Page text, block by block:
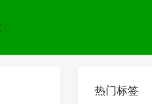
热门标签